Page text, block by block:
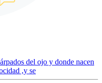
del ojo y donde nacen
,y se